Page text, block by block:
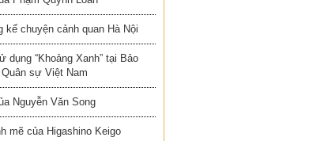
kể chuyện cảnh quan Hà Nội
dụng “Khoảng Xanh” tại Bảo
sự Việt Nam
Nguyễn Văn Song
mẽ của Higashino Keigo